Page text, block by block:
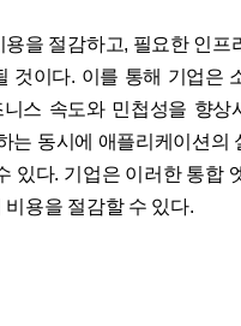
용을 절감하고, 필요한 인
것이다. 이를 통해 기업은
스 속도와 민첩성을 향
는 동시에 애플리케이션
있다. 기업은 이러한 통합
비용을 절감할 수 있다.